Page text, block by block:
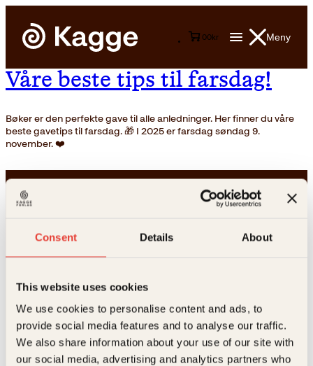
Consent Details About
This website uses cookies
We use cookies to personalise content and ads, to
provide social media features and to analyse our traffic.
We also share information about your use of our site with
our social media, advertising and analytics partners who
Meny
00kr
Våre beste tips til farsdag!
Bøker er den perfekte gave til alle anledninger. Her finner du våre
beste gavetips til farsdag. 🎁 I 2025 er farsdag søndag 9.
november. ❤️
Kontakt oss
Kundeservice nettbutikk
kundeservice@kagge.no
23 11 82 80